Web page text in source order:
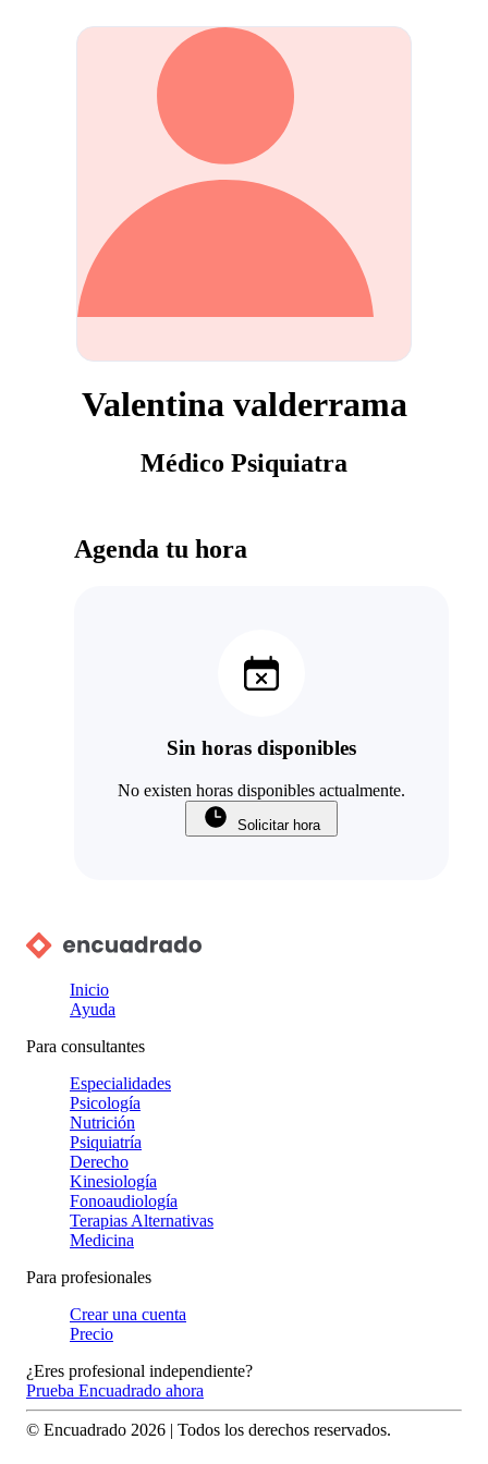
Valentina valderrama
Médico Psiquiatra
Agenda tu hora
Sin horas disponibles
No existen horas disponibles actualmente.
Solicitar hora
Inicio
Ayuda
Para consultantes
Especialidades
Psicología
Nutrición
Psiquiatría
Derecho
Kinesiología
Fonoaudiología
Terapias Alternativas
Medicina
Para profesionales
Crear una cuenta
Precio
¿Eres profesional independiente?
Prueba Encuadrado ahora
© Encuadrado 2026 | Todos los derechos reservados.